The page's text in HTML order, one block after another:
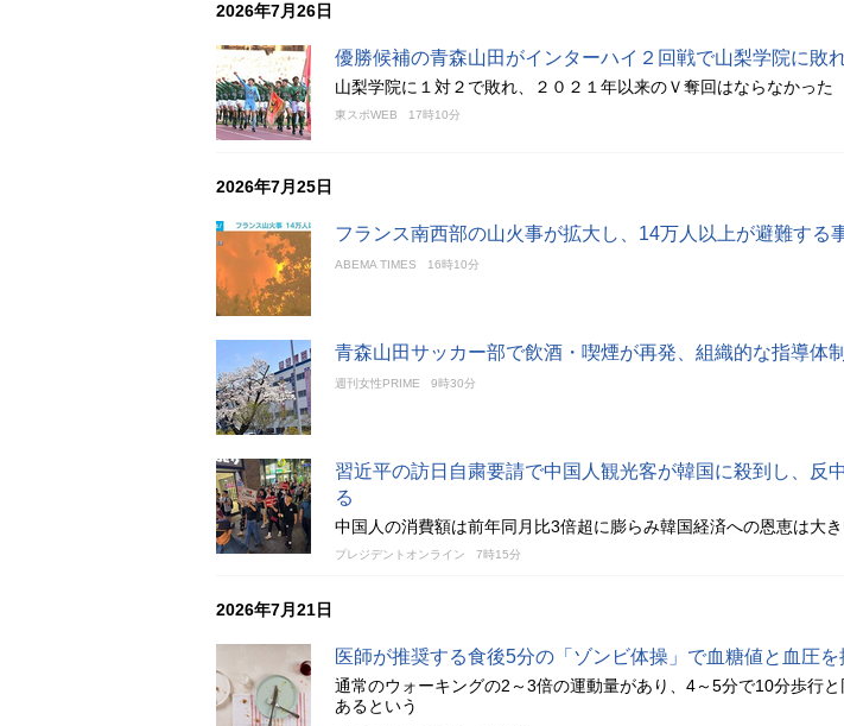
2026年7月26日
優勝候補の青森山田がインターハイ２回戦で山梨学院に敗
山梨学院に１対２で敗れ、２０２１年以来のＶ奪回はならなかった
東スポWEB 17時10分
2026年7月25日
フランス南西部の山火事が拡大し、14万人以上が避難する
ABEMA TIMES 16時10分
青森山田サッカー部で飲酒・喫煙が再発、組織的な指導体
週刊女性PRIME 9時30分
習近平の訪日自粛要請で中国人観光客が韓国に殺到し、反
る
中国人の消費額は前年同月比3倍超に膨らみ韓国経済への恩恵は大
プレジデントオンライン 7時15分
2026年7月21日
医師が推奨する食後5分の「ゾンビ体操」で血糖値と血圧を
通常のウォーキングの2～3倍の運動量があり、4～5分で10分歩行
あるという